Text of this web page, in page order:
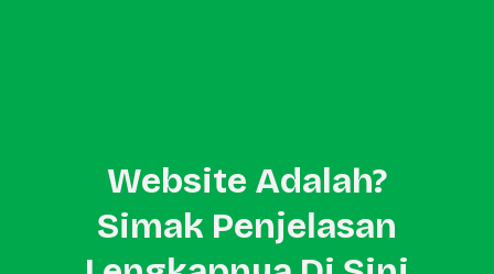
Website Adalah?
Simak Penjelasan